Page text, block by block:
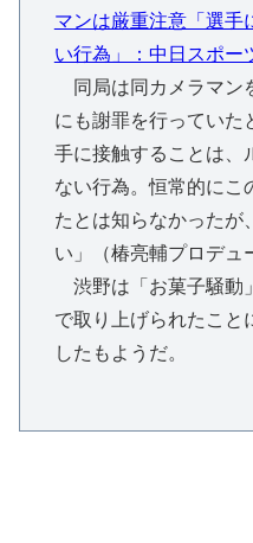
マンは厳重注意「選手
い行為」：中日スポー
同局は同カメラマン
にも謝罪を行っていた
手に接触することは、
ない行為。恒常的にこ
たとは知らなかったが
い」（椿亮輔プロデュ
渋野は「お菓子騒動
で取り上げられたこと
したもようだ。